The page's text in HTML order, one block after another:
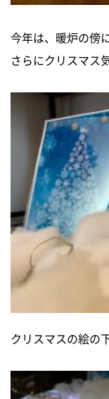
今年は、暖炉の傍
さらにクリスマス
クリスマスの絵の